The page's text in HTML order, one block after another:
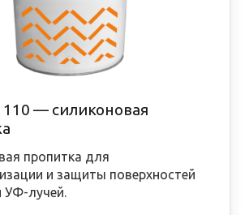
110 — силиконовая
пропитка для
и защиты поверхностей
УФ-лучей.